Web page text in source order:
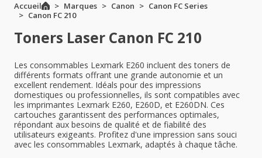
Accueil Marques Canon
Canon FC Series
Canon FC 210
Toners Laser Canon FC 210
Les consommables Lexmark E260 incluent des toners de
différents formats offrant une grande autonomie et un
excellent rendement. Idéals pour des impressions
domestiques ou professionnelles, ils sont compatibles avec
les imprimantes Lexmark E260, E260D, et E260DN. Ces
cartouches garantissent des performances optimales,
répondant aux besoins de qualité et de fiabilité des
utilisateurs exigeants. Profitez d'une impression sans souci
avec les consommables Lexmark, adaptés à chaque tâche.